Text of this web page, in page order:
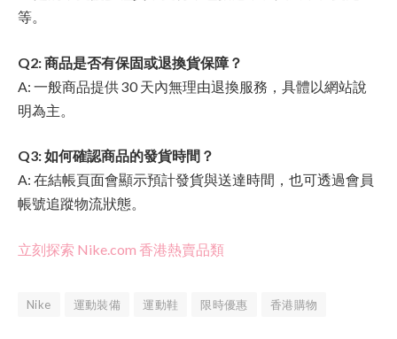
等。
Q2: 商品是否有保固或退換貨保障？
A: 一般商品提供 30 天內無理由退換服務，具體以網站說
明為主。
Q3: 如何確認商品的發貨時間？
A: 在結帳頁面會顯示預計發貨與送達時間，也可透過會員
帳號追蹤物流狀態。
立刻探索 Nike.com 香港熱賣品類
Nike 運動裝備 運動鞋 限時優惠 香港購物